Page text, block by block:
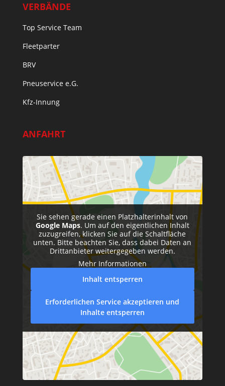
VERBÄNDE
Top Service Team
Fleetparter
BRV
Pneuservice e.G.
Kfz-Innung
ANFAHRT
Sie sehen gerade einen Platzhalterinhalt von
Google Maps. Um auf den eigentlichen Inhalt
zuzugreifen, klicken Sie auf die Schaltfläche
unten. Bitte beachten Sie, dass dabei Daten an
Drittanbieter weitergegeben werden.
Mehr Informationen
Inhalt entsperren
Erforderlichen Service akzeptieren und
Inhalte entsperren